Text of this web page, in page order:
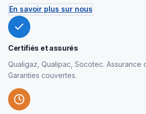
En savoir plus sur nous
Certifiés et assurés
Qualigaz, Qualipac, Socotec. Assurance
Garanties couvertes.